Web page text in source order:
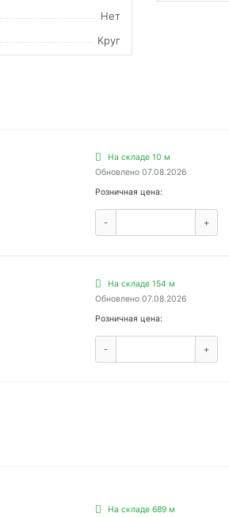
Нет
Круг
На складе 10 м
Обновлено 07.08.2026
Розничная цена:
- +
На складе 154 м
Обновлено 07.08.2026
Розничная цена:
- +
На складе 689 м